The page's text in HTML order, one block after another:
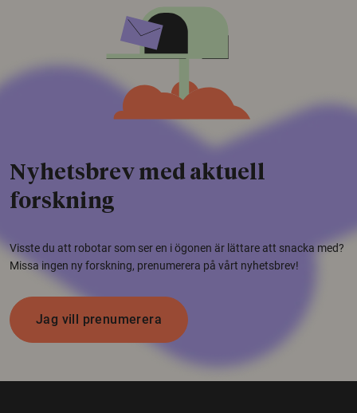
Nyhetsbrev med aktuell
forskning
Visste du att robotar som ser en i ögonen är lättare att snacka med?
Missa ingen ny forskning, prenumerera på vårt nyhetsbrev!
Jag vill prenumerera